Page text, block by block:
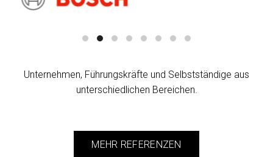
Unternehmen, Führungskräfte und Selbstständige aus
unterschiedlichen Bereichen.
MEHR REFERENZEN